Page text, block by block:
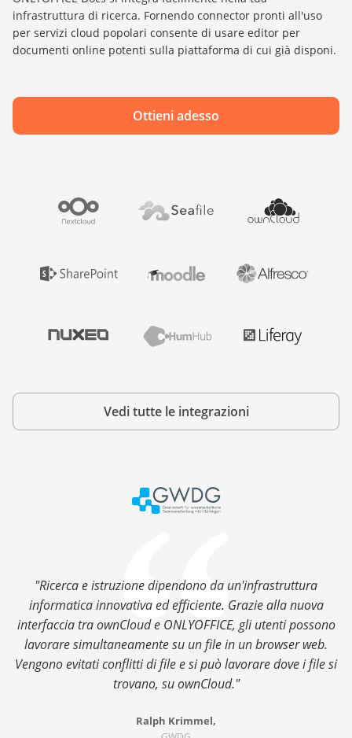
infrastruttura di ricerca. Fornendo connector pronti all'uso
per servizi cloud popolari consente di usare editor per
documenti online potenti sulla piattaforma di cui già disponi.
Ottieni adesso
Vedi tutte le integrazioni
"Ricerca e istruzione dipendono da un'infrastruttura
informatica innovativa ed efficiente. Grazie alla nuova
interfaccia tra ownCloud e ONLYOFFICE, gli utenti possono
lavorare simultaneamente su un file in un browser web.
Vengono evitati conflitti di file e si può lavorare dove i file si
trovano, su ownCloud."
Ralph Krimmel,